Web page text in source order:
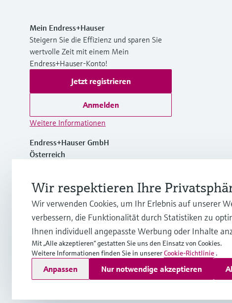
Mein Endress+Hauser
Steigern Sie die Effizienz und sparen Sie
wertvolle Zeit mit einem Mein
Endress+Hauser-Konto!
Jetzt registrieren
Anmelden
Weitere Informationen
Endress+Hauser GmbH
Österreich
+43 (0)1 880 56 0
ImpressumNutzungsbedingungenDatenschutzRechtliches
Wir respektieren Ihre
Wir verwenden Cookies, um Ihr Erlebnis auf unserer
verbessern, die Funktionalität durch Statistiken zu
Ihnen individuell angepasste Werbung oder Inhalte
Mit „Alle akzeptieren“ gestatten Sie uns den Einsatz von Cookies.
Weitere Informationen finden Sie in unsererCookie-Richtlinie .
Anpassen Nur notwendige akzeptieren